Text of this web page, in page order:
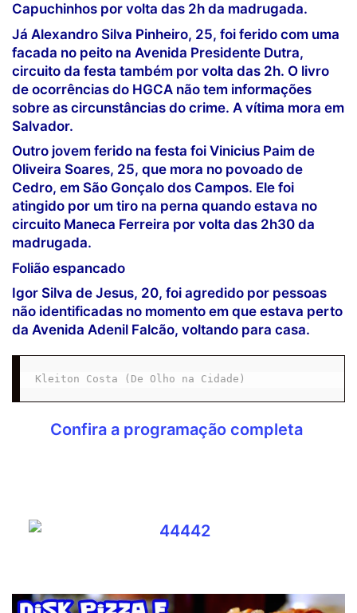
Capuchinhos por volta das 2h da madrugada.
Já Alexandro Silva Pinheiro, 25, foi ferido com uma
facada no peito na Avenida Presidente Dutra,
circuito da festa também por volta das 2h. O livro
de ocorrências do HGCA não tem informações
sobre as circunstâncias do crime. A vítima mora em
Salvador.
Outro jovem ferido na festa foi Vinicius Paim de
Oliveira Soares, 25, que mora no povoado de
Cedro, em São Gonçalo dos Campos. Ele foi
atingido por um tiro na perna quando estava no
circuito Maneca Ferreira por volta das 2h30 da
madrugada.
Folião espancado
Igor Silva de Jesus, 20, foi agredido por pessoas
não identificadas no momento em que estava perto
da Avenida Adenil Falcão, voltando para casa.
Kleiton Costa (De Olho na Cidade)
Confira a programação completa